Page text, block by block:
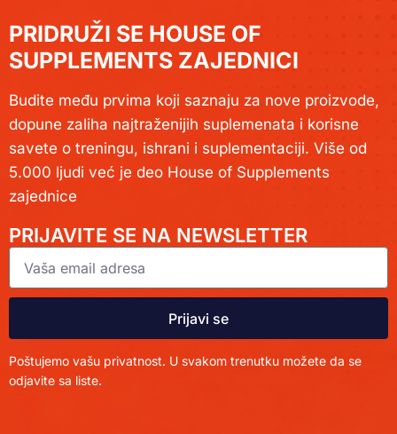
PRIDRUŽI SE HOUSE OF
SUPPLEMENTS ZAJEDNICI
Budite među prvima koji saznaju za nove proizvode,
dopune zaliha najtraženijih suplemenata i korisne
savete o treningu, ishrani i suplementaciji. Više od
5.000 ljudi već je deo House of Supplements
zajednice
PRIJAVITE SE NA NEWSLETTER
Prijavi se
Poštujemo vašu privatnost. U svakom trenutku možete da se
odjavite sa liste.